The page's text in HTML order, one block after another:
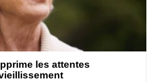
les attentes